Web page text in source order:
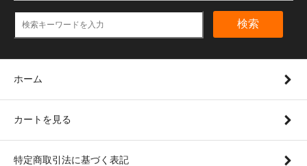
検索
ホーム
カートを見る
特定商取引法に基づく表記